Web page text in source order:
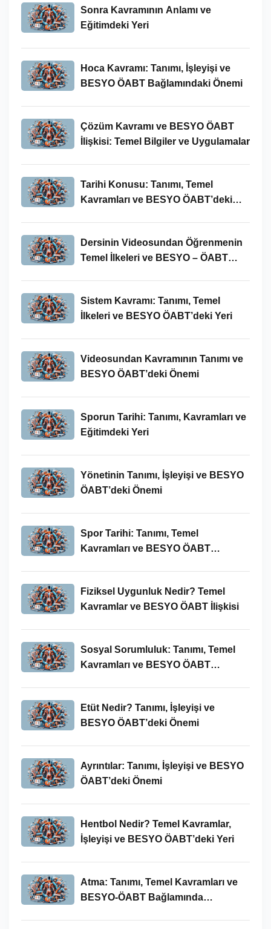
Sonra Kavramının Anlamı ve
Eğitimdeki Yeri
Hoca Kavramı: Tanımı, İşleyişi ve
BESYO ÖABT Bağlamındaki Önemi
Çözüm Kavramı ve BESYO ÖABT
İlişkisi: Temel Bilgiler ve Uygulamalar
Tarihi Konusu: Tanımı, Temel
Kavramları ve BESYO ÖABT’deki
Dersinin Videosundan Öğrenmenin
Temel İlkeleri ve BESYO – ÖABT
Sistem Kavramı: Tanımı, Temel
İlkeleri ve BESYO ÖABT’deki Yeri
Videosundan Kavramının Tanımı ve
BESYO ÖABT’deki Önemi
Sporun Tarihi: Tanımı, Kavramları ve
Eğitimdeki Yeri
Yönetinin Tanımı, İşleyişi ve BESYO
ÖABT’deki Önemi
Spor Tarihi: Tanımı, Temel
Kavramları ve BESYO ÖABT
Fiziksel Uygunluk Nedir? Temel
Kavramlar ve BESYO ÖABT İlişkisi
Sosyal Sorumluluk: Tanımı, Temel
Kavramları ve BESYO ÖABT
Etüt Nedir? Tanımı, İşleyişi ve
BESYO ÖABT’deki Önemi
Ayrıntılar: Tanımı, İşleyişi ve BESYO
ÖABT’deki Önemi
Hentbol Nedir? Temel Kavramlar,
İşleyişi ve BESYO ÖABT’deki Yeri
Atma: Tanımı, Temel Kavramları ve
BESYO-ÖABT Bağlamında